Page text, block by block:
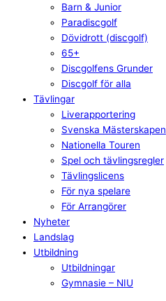
Barn & Junior
Paradiscgolf
Dövidrott (discgolf)
65+
Discgolfens Grunder
Discgolf för alla
Tävlingar
Liverapportering
Svenska Mästerskapen
Nationella Touren
Spel och tävlingsregler
Tävlingslicens
För nya spelare
För Arrangörer
Nyheter
Landslag
Utbildning
Utbildningar
Gymnasie – NIU